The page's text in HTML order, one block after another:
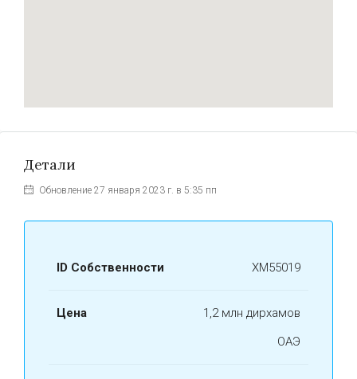
Детали
Обновление 27 января 2023 г. в 5:35 пп
ID Собственности ХМ55019
Цена
1,2 млн дирхамов
ОАЭ